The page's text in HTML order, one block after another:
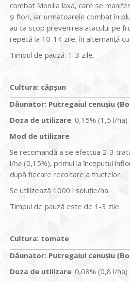
combat Monilia laxa, care se
şi flori, iar urmatoarele combat în
au ca scop prevenirea atacului pe
repetă la 10-14 zile, în alternanţă
Timpul de pauză: 1-3 zile.
Cultura: căpşun
Dăunator: Putregaiul cenuşiu
Doza de utilizare: 0,15% (1,5 l/ha)
Mod de utilizare
Se recomandă a se efectua 2-3
l/ha (0,15%), primul la începutul
după fiecare recoltare a fructelor.
Se utilizează 1000 l soluţie/ha.
Timpul de pauză este de 1-3 zile.
Cultura: tomate
Dăunator: Putregaiul cenuşiu
Doza de utilizare: 0,08% (0,8 l/ha)